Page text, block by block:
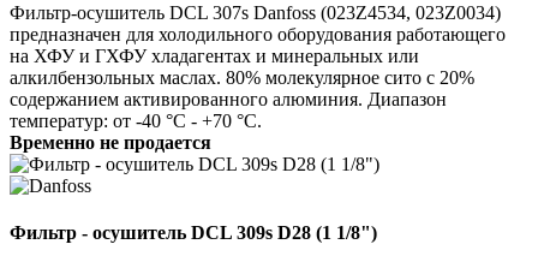
Фильтр-осушитель DCL 307s Danfoss (023Z4534, 023Z0034)
предназначен для холодильного оборудования работающего
на ХФУ и ГХФУ хладагентах и минеральных или
алкилбензольных маслах. 80% молекулярное сито с 20%
содержанием активированного алюминия. Диапазон
температур: от -40 °C - +70 °C.
Временно не продается
Фильтр - осушитель DCL 309s D28 (1 1/8")